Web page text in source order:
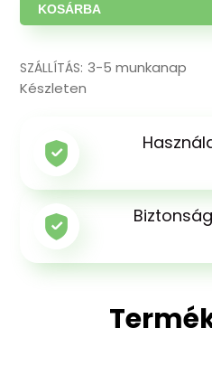
KOSÁRBA
SZÁLLÍTÁS: 3-5 munkanap
Készleten